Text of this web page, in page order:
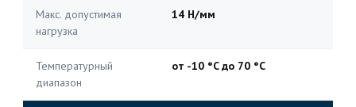
Макс. допустимая
нагрузка
14 Н/мм
Температурный
диапазон
от -10 °C до 70 °C